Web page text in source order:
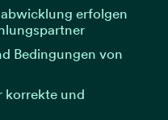
erfolgen
Bedingungen von
korrekte und